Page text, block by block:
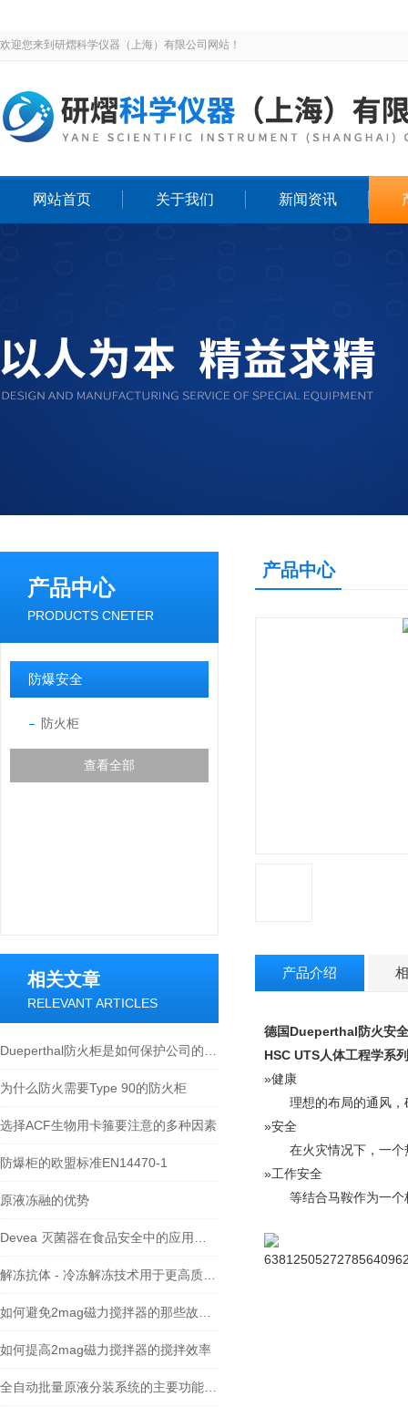
欢迎您来到研熠科学仪器（上海）有限公司网站！
网站首页 关于我们 新闻资讯
产品中心
PRODUCTS CNETER
防爆安全
防火柜
查看全部
相关文章
RELEVANT ARTICLES
为什么防火需要Type 90的防火柜
选择ACF生物用卡箍要注意的多种因素
防爆柜的欧盟标准EN14470-1
原液冻融的优势
如何提高2mag磁力搅拌器的搅拌效率
产品中心
产品介绍
德国Dueperthal防火安
HSC UTS人体工程学系
»健康
理想的布局的通风
»安全
在火灾情况下，一
»工作安全
等结合马鞍作为一